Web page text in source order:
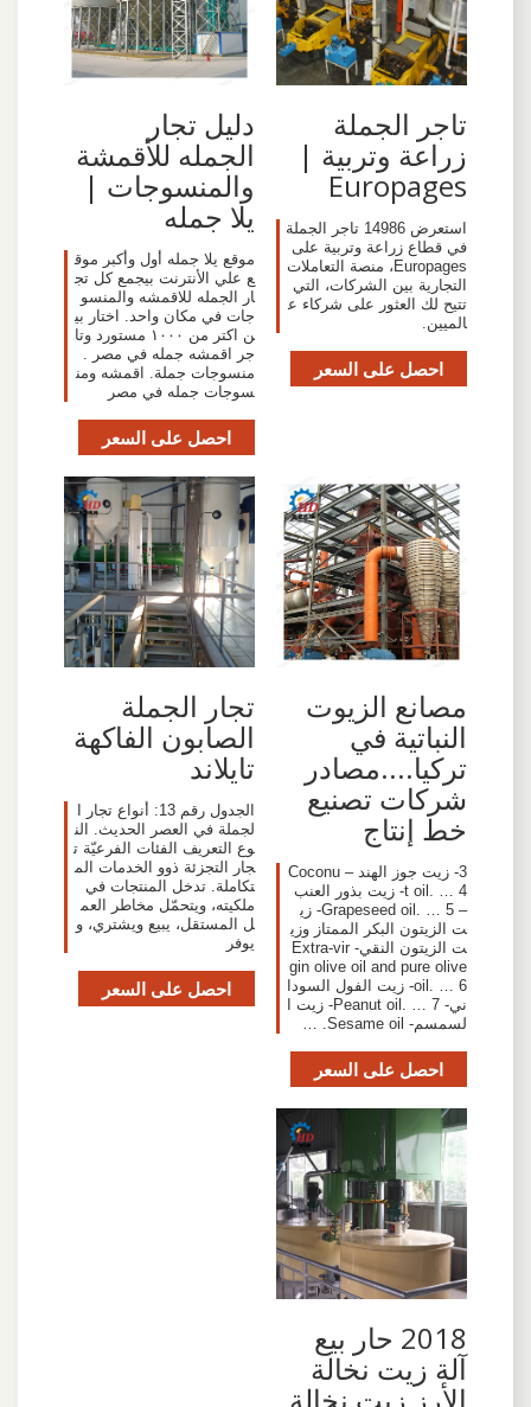
تاجر الجملة
زراعة وتربية |
Europages
استعرض 14986 تاجر الجملة
في قطاع زراعة وتربية على
Europages، منصة التعاملات
التجارية بين الشركات، التي
تتيح لك العثور على شركاء ع
الميين.
احصل على السعر
دليل تجار
الجمله للأقمشة
والمنسوجات |
يلا جمله
موقع يلا جمله أول وأكبر موق
ع علي الأنترنت بيجمع كل تج
ار الجمله للاقمشه والمنسو
جات في مكان واحد. اختار بي
ن اكتر من ١٠٠٠ مستورد وتا
جر اقمشه جمله في مصر .
منسوجات جملة. اقمشه ومن
سوجات جمله في مصر
احصل على السعر
مصانع الزيوت
النباتية في
تركيا....مصادر
شركات تصنيع
خط إنتاج
3- زيت جوز الهند – Coconu
t oil. … 4- زيت بذور العنب
– Grapeseed oil. … 5- زي
ت الزيتون البكر الممتاز وزي
ت الزيتون النقي- Extra-vir
gin olive oil and pure olive
oil. … 6- زيت الفول السودا
ني- Peanut oil. … 7- زيت ا
لسمسم- Sesame oil. …
احصل على السعر
تجار الجملة
الصابون الفاكهة
تايلاند
الجدول رقم 13: أنواع تجار ا
لجملة في العصر الحديث. الن
وع التعريف الفئات الفرعيّة ت
جار التجزئة ذوو الخدمات الم
تكاملة. تدخل المنتجات في
ملكيته، ويتحمّل مخاطر العم
ل المستقل، يبيع ويشتري، و
يوفر
احصل على السعر
2018 حار بيع
آلة زيت نخالة
الأرز زيت نخالة